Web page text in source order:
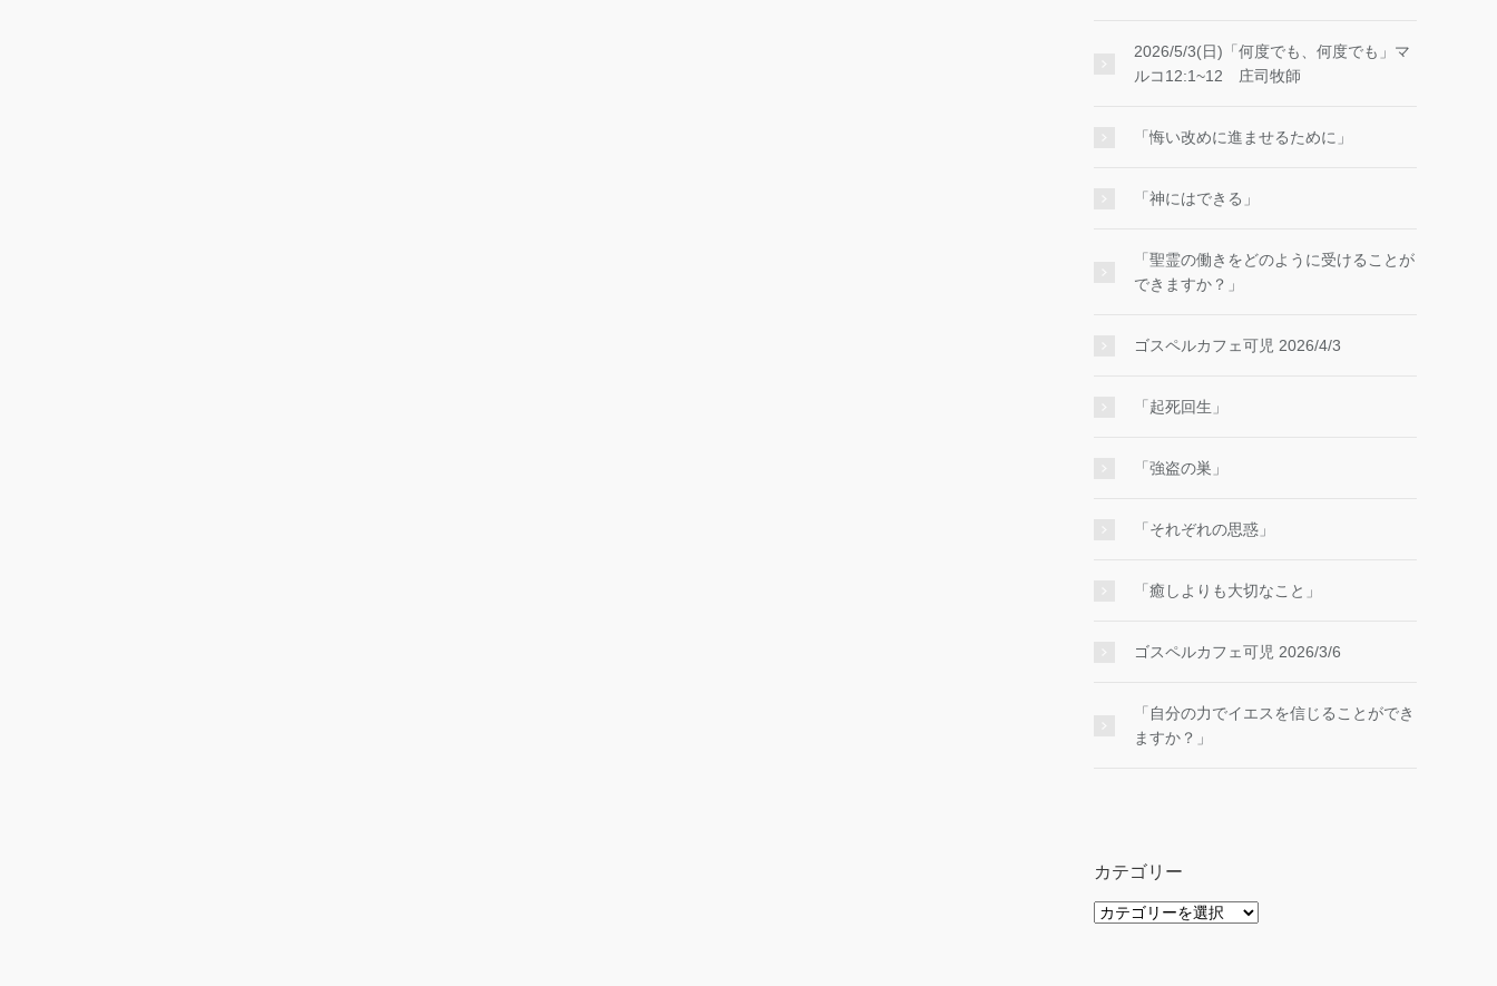
2026/5/3(日)「何度でも、何度でも」マ
ルコ12:1~12 庄司牧師
「悔い改めに進ませるために」
「神にはできる」
「聖霊の働きをどのように受けることが
できますか？」
ゴスペルカフェ可児 2026/4/3
「起死回生」
「強盗の巣」
「それぞれの思惑」
「癒しよりも大切なこと」
ゴスペルカフェ可児 2026/3/6
「自分の力でイエスを信じることができ
ますか？」
カテゴリー
カ